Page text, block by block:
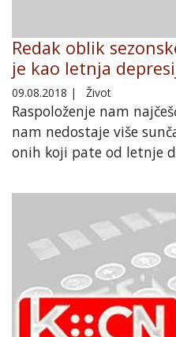
Redak oblik
je kao letnja
09.08.2018 | Život
Raspoloženje nam
nam nedostaje više
onih koji pate od letnje